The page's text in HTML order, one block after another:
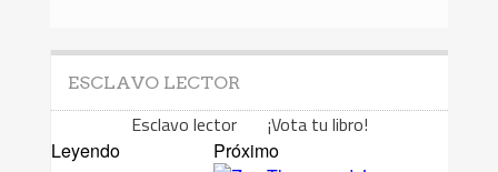
ESCLAVO LECTOR
Esclavo lector ¡Vota tu libro!
Leyendo Próximo